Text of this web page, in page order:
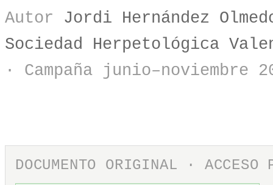
Autor Jordi Hernández
Sociedad Herpetológica
· Campaña junio–noviembre
DOCUMENTO ORIGINAL · ACCESO